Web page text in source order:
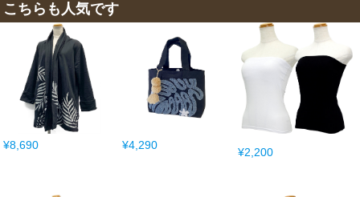
こちらも人気です
¥8,690 ¥4,290
¥2,200